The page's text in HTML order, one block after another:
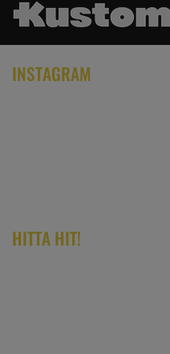
INSTAGRAM
HITTA HIT!